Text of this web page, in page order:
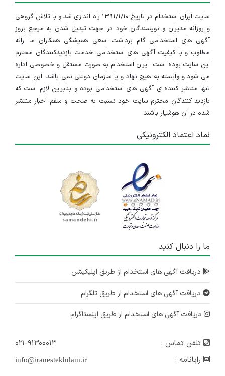
سایت ایران استخدام در تاریخ ۱۳۹۱/۱/۱۰ راه اندازی شد و با تلاش گروهی
و روزانه مدیران و نویسندگان خود در جهت تبدیل شدن به مرجع بروز
آگهی های استخدامی گام برداشت. سعی همیشگی همکاران ما ارائه
مطلوب و با کیفیت آگهی های استخدامی خدمت بازدیدکنندگان محترم
این سایت بوده است. ایران استخدام به صورت مستقل و خصوصی اداره
می شود و وابسته به هیچ نهاد و یا سازمان دولتی نمی باشد، این سایت
تنها منتشر کننده ی آگهی های استخدامی بوده و بنابراین لازم است که
بازدید کنندگان محترم سایت خود نسبت به صحت و سقم اخبار منتشر
شده در آن هوشیار باشند.
نماد اعتماد الکترونیکی
ما را دنبال کنید
دریافت آگهی های استخدام از طریق اپلیکیشن
دریافت آگهی های استخدام از طریق تلگرام
دریافت آگهی های استخدام از طریق اینستاگرام
تلفن تماس :
۰۲۱-۹۱۳۰۰۰۱۳
رایانامه :
info@iranestekhdam.ir